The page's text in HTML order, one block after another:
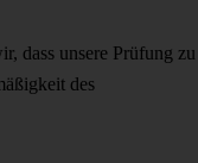
dass unsere Prüfung zu
des